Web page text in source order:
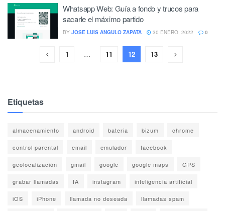
Whatsapp Web: Guía a fondo y trucos para
sacarle el máximo partido
BY JOSE LUIS ANGULO ZAPATA 30 ENERO, 2022 0
1 … 11 12 13
Etiquetas
almacenamiento android bateria bizum chrome
control parental email emulador facebook
geolocalización gmail google google maps GPS
grabar llamadas IA instagram inteligencia artificial
iOS iPhone llamada no deseada llamadas spam